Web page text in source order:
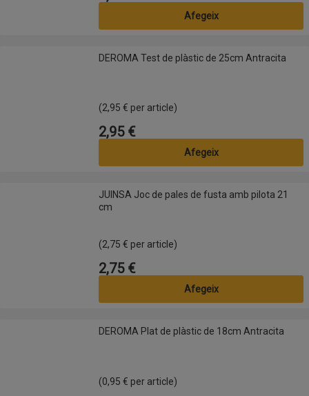
Afegeix
DEROMA Test de plàstic de 25cm AntracitaDEROMA Test de plàstic de 25cm Antracita
(2,95 € per article)
Preu
2,95 €
Afegeix
JUINSA Joc de pales de fusta amb pilota 21 cm
JUINSA Joc de pales de fusta amb pilota 21
cm
(2,75 € per article)
Preu
2,75 €
Afegeix
DEROMA Plat de plàstic de 18cm AntracitaDEROMA Plat de plàstic de 18cm Antracita
(0,95 € per article)